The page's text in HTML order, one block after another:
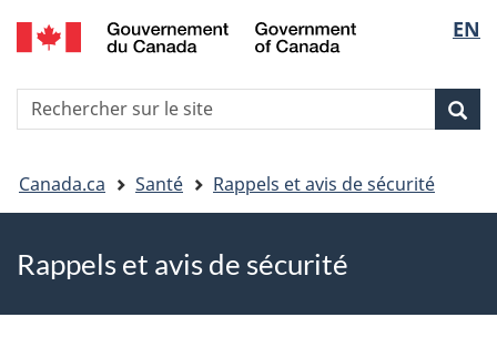
Skip
to
Skip
to
Passer
à
HTML
de
la
EN
Recherche
Vous
êtes
ici
Canada.ca Santé Rappels et avis de sécurité
Rappels et avis de sécurité